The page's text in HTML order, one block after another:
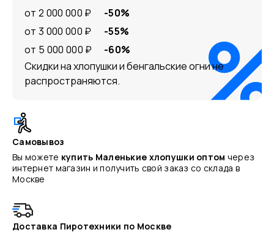
от 2 000 000 ₽
-50%
от 3 000 000 ₽
-55%
от 5 000 000 ₽
-60%
Скидки на хлопушки и бенгальские огни не
распространяются.
Самовывоз
Вы можете купить Маленькие хлопушки оптом через
интернет магазин и получить свой заказ со склада в
Москве
Доставка Пиротехники по Москве